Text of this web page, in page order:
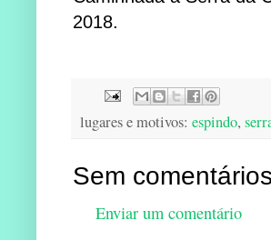
2018.
lugares e motivos: espindo,
Sem
Enviar um comentário